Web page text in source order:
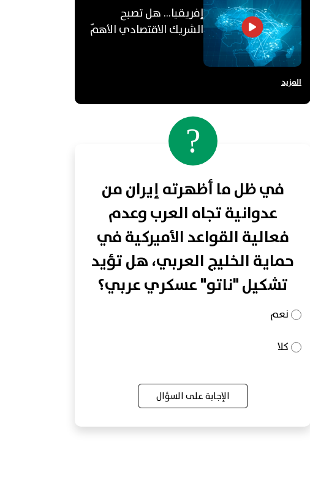
إفريقيا... هل تصبح
الشريك الاقتصادي الأهمّ
المزيد
?
في ظل ما أظهرته إيران من
عدوانية تجاه العرب وعدم
فعالية القواعد الأميركية في
حماية الخليج العربي، هل تؤيد
تشكيل "ناتو" عسكري عربي؟
نعم
كلا
الإجابة على السؤال